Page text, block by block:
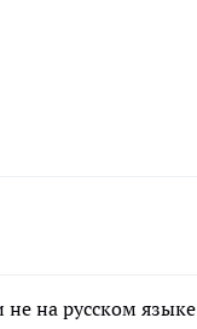
на русском языке